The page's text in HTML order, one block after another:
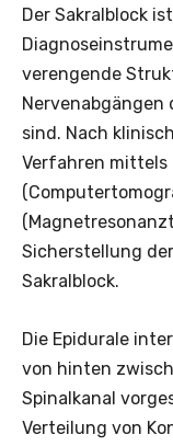
Der Sakralblock
verengende
Nervenabgängen
sind. Nach
Verfahren mittels
Sicherstellung
Sakralblock.
Die Epidurale
von hinten
Spinalkanal
Verteilung von